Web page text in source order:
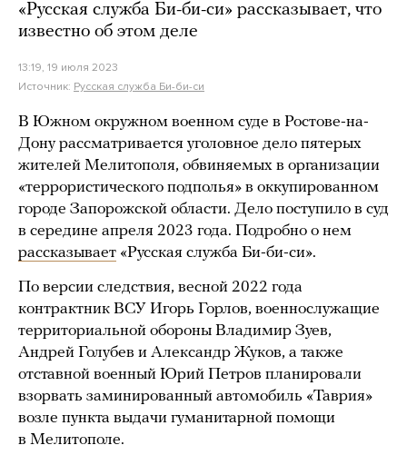
«Русская служба Би-би-си» рассказывает, что
известно об этом деле
13:19, 19 июля 2023
Источник: Русская служба Би-би-си
В Южном окружном военном суде в Ростове-на-
Дону рассматривается уголовное дело пятерых
жителей Мелитополя, обвиняемых в организации
«террористического подполья» в оккупированном
городе Запорожской области. Дело поступило в суд
в середине апреля 2023 года. Подробно о нем
рассказывает «Русская служба Би-би-си».
По версии следствия, весной 2022 года
контрактник ВСУ Игорь Горлов, военнослужащие
территориальной обороны Владимир Зуев,
Андрей Голубев и Александр Жуков, а также
отставной военный Юрий Петров планировали
взорвать заминированный автомобиль «Таврия»
возле пункта выдачи гуманитарной помощи
в Мелитополе.